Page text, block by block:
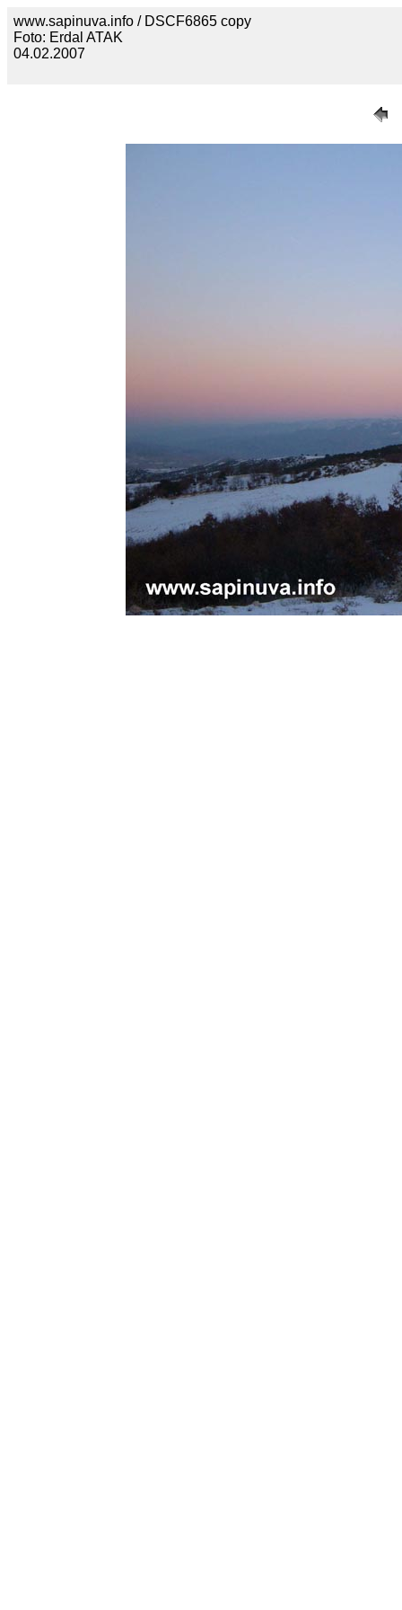
www.sapinuva.info / DSCF6865 copy
Foto: Erdal ATAK
04.02.2007